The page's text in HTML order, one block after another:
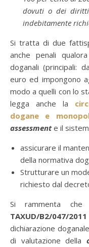
dovuti o dei diritti
indebitamente
Si tratta di due
anche penali
doganali (principali:
euro ed impongono
modo a quelli con lo
legga anche la
dogane e
assessmente il
assicurare il
della normativa
Strutturare un
richiesto dal
Si rammenta che
TAXUD/B2/047/
dichiarazione
di valutazione della